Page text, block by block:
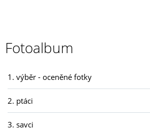
Fotoalbum
1. výběr - oceněné fotky
2. ptáci
3. savci